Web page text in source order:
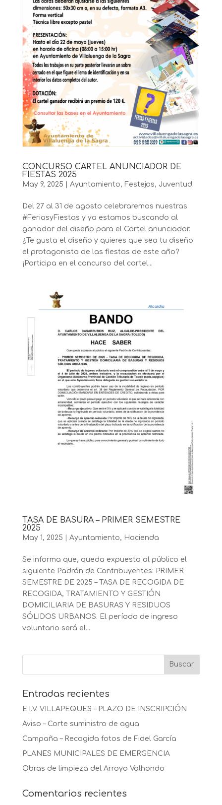
CONCURSO CARTEL ANUNCIADOR DE
FIESTAS 2025
May 9, 2025 Ayuntamiento, Festejos, Juventud
Del 27 al 31 de agosto celebraremos nuestras
#FeriasyFiestas y ya estamos buscando al
ganador del diseño para el Cartel anunciador.
¿Te gusta el diseño y quieres que sea tu diseño
el protagonista de las fiestas de este año?
¡Participa en el concurso del cartel...
TASA DE BASURA – PRIMER SEMESTRE
2025
May 1, 2025 Ayuntamiento, Hacienda
Se informa que, queda expuesto al público el
siguiente Padrón de Contribuyentes: PRIMER
SEMESTRE DE 2025 – TASA DE RECOGIDA DE
RECOGIDA, TRATAMIENTO Y GESTIÓN
DOMICILIARIA DE BASURAS Y RESIDUOS
SÓLIDOS URBANOS. El período de ingreso
voluntario será el...
Entradas recientes
E.I.V. VILLAPEQUES – PLAZO DE INSCRIPCIÓN
Aviso – Corte suministro de agua
Campaña – Recogida fotos de Fidel García
PLANES MUNICIPALES DE EMERGENCIA
Obras de limpieza del Arroyo Valhondo
Comentarios recientes